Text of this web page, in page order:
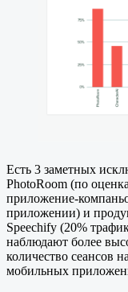
Есть 3 заметных
PhotoRoom (по
приложение-
приложении) и
Speechify (20%
наблюдают более
количество сеансов
мобильных